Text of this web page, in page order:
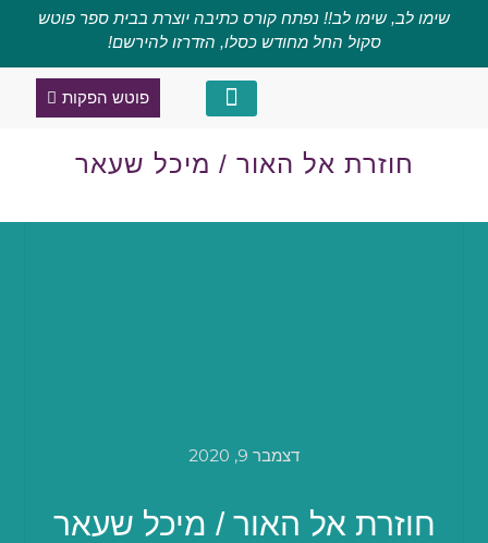
שימו לב, שימו לב!! נפתח קורס כתיבה יוצרת בבית ספר פוטש
סקול החל מחודש כסלו, הזדרזו להירשם!
פוטש הפקות
חוזרת אל האור / מיכל שעאר
דצמבר 9, 2020
חוזרת אל האור / מיכל שעאר